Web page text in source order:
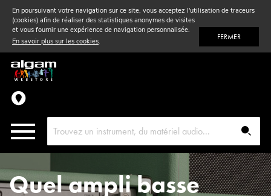
En poursuivant votre navigation sur ce site, vous acceptez l'utilisation de traceurs
(cookies) afin de réaliser des statistiques anonymes de visites
et vous fournir une expérience de navigation personnalisée.
En savoir plus sur les cookies. FERMER
Vent& Violon
Accessoires
Pièces détachées
Quel ampli basse